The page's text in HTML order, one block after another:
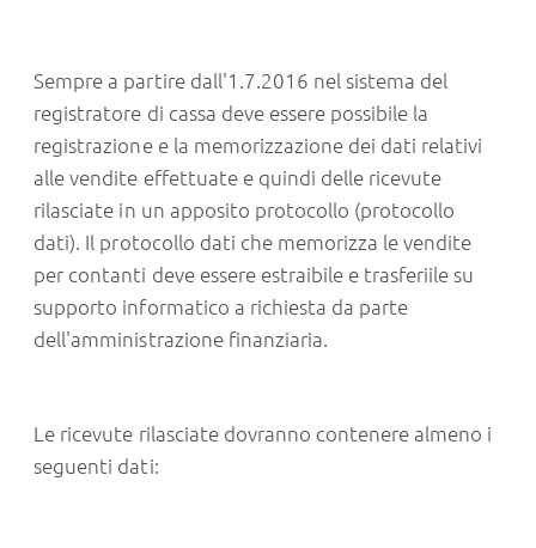
Sempre a partire dall'1.7.2016 nel sistema del
registratore di cassa deve essere possibile la
registrazione e la memorizzazione dei dati relativi
alle vendite effettuate e quindi delle ricevute
rilasciate in un apposito protocollo (protocollo
dati). Il protocollo dati che memorizza le vendite
per contanti deve essere estraibile e trasferiile su
supporto informatico a richiesta da parte
dell'amministrazione finanziaria.
Le ricevute rilasciate dovranno contenere almeno i
seguenti dati: